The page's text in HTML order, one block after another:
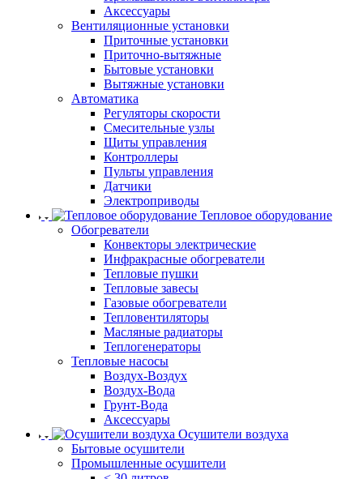
Аксессуары
Вентиляционные установки
Приточные установки
Приточно-вытяжные
Бытовые установки
Вытяжные установки
Автоматика
Регуляторы скорости
Смесительные узлы
Щиты управления
Контроллеры
Пульты управления
Датчики
Электроприводы
Тепловое оборудование
Обогреватели
Конвекторы электрические
Инфракрасные обогреватели
Тепловые пушки
Тепловые завесы
Газовые обогреватели
Тепловентиляторы
Масляные радиаторы
Теплогенераторы
Тепловые насосы
Воздух-Воздух
Воздух-Вода
Грунт-Вода
Аксессуары
Осушители воздуха
Бытовые осушители
Промышленные осушители